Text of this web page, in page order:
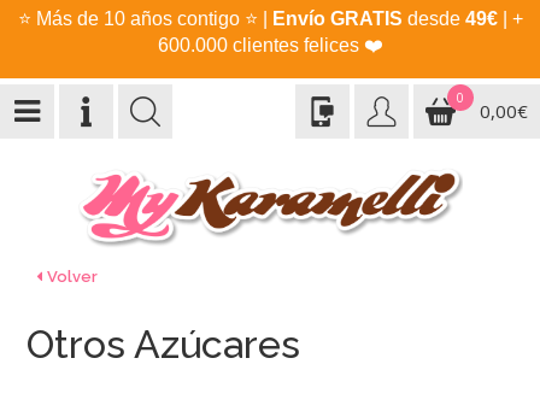
⭐ Más de 10 años contigo ⭐ Envío GRATIS desde 49€| +
600.000 clientes felices ❤️
0
0,00€
Volver
Otros Azúcares